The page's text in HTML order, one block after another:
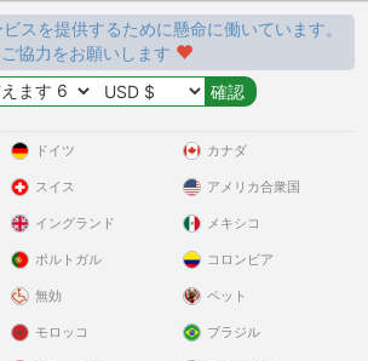
スを提供するために懸命に働いています。
ご協力をお願いします
ドイツ
スイス
イングランド
ポルトガル
無効
カナダ
アメリカ合衆国
メキシコ
コロンビア
ペット
モロッコ ブラジル